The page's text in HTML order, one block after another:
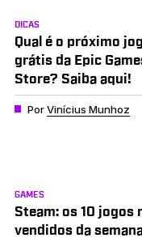
DICAS
Qual é o próximo
grátis da Epic
Store? Saiba aqui!
PorVinícius Munhoz
GAMES
Steam: os 10 jogos
vendidos da